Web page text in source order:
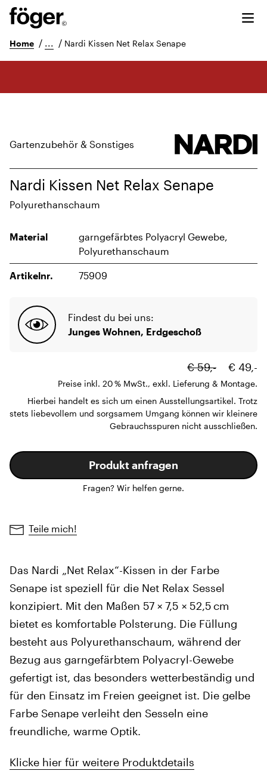
Home / ... / Nardi Kissen Net Relax Senape
Gartenzubehör & Sonstiges
Nardi Kissen Net Relax Senape
Polyurethanschaum
Material
garngefärbtes Polyacryl Gewebe,
Polyurethanschaum
Artikelnr. 75909
Findest du bei uns:
Junges Wohnen, Erdgeschoß
€ 59,- € 49,-
Preise inkl. 20 % MwSt., exkl. Lieferung & Montage.
Hierbei handelt es sich um einen Ausstellungsartikel. Trotz
stets liebevollem und sorgsamem Umgang können wir kleinere
Gebrauchsspuren nicht ausschließen.
Produkt anfragen
Fragen? Wir helfen gerne.
Teile mich!
Das Nardi „Net Relax“-Kissen in der Farbe
Senape ist speziell für die Net Relax Sessel
konzipiert. Mit den Maßen 57 × 7,5 × 52,5 cm
bietet es komfortable Polsterung. Die Füllung
besteht aus Polyurethanschaum, während der
Bezug aus garngefärbtem Polyacryl-Gewebe
gefertigt ist, das besonders wetterbeständig und
für den Einsatz im Freien geeignet ist. Die gelbe
Farbe Senape verleiht den Sesseln eine
freundliche, warme Optik.
Klicke hier für weitere Produktdetails